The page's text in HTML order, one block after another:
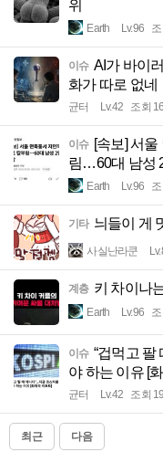
위
Earth Lv.96
이슈 AI가 바이
화가 따로 없네
균터 Lv.42 조회
이슈 [속보] 서
림…60대 남성
Earth Lv.96
기타 늬들이 게
사실난라쿤
계층 키 차이나
Earth Lv.96
이슈 “겁먹고
야 하는 이유 [
균터 Lv.42 조회
최근 다음